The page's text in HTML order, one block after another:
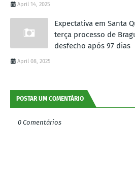
April 14, 2025
Expectativa em Santa
terça processo de
desfecho após 97 dias
April 08, 2025
POSTAR UM COMENTÁRIO
0 Comentários